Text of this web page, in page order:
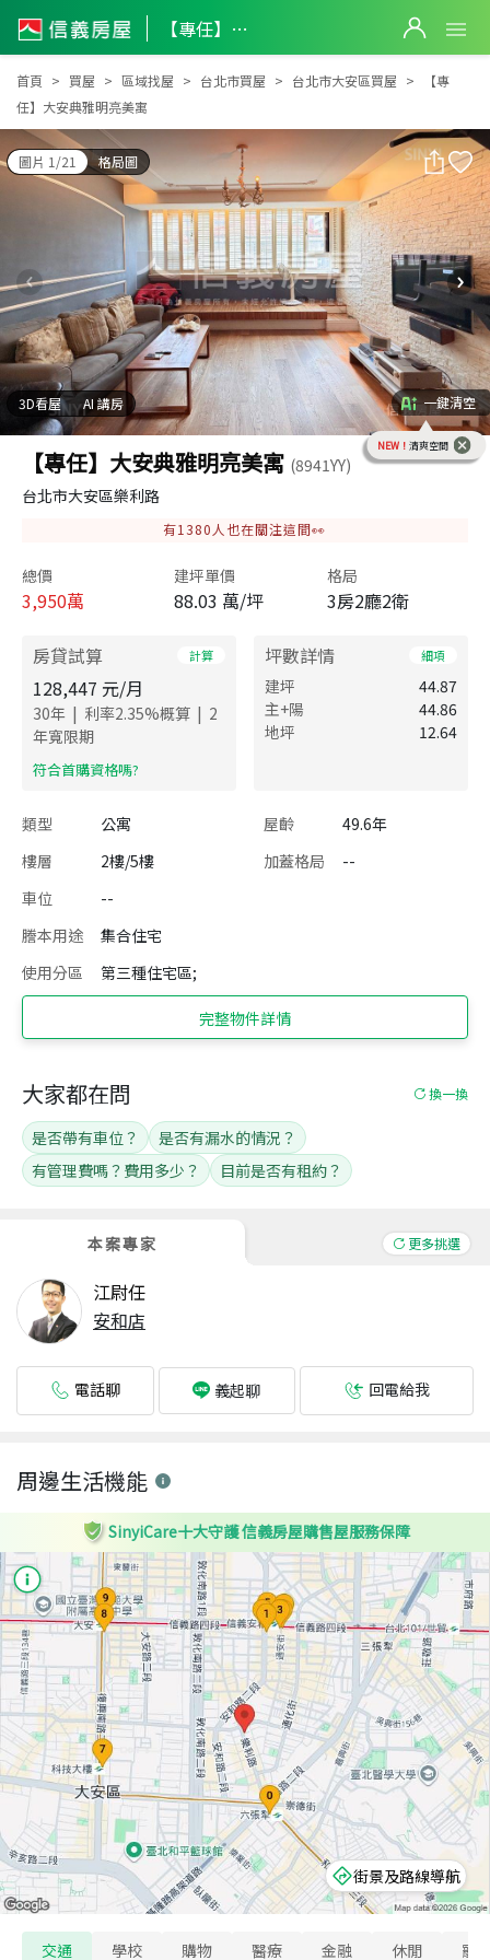
【專任】大安典雅明亮美寓
【專任】大安典雅明亮美寓
首頁 買屋 區域找屋 台北市買屋 台北市大安區買屋
【專
任】大安典雅明亮美寓
圖片 1/21 格局圖
3D看屋 AI 講房 一鍵清空
NEW！ 清爽空間
【專任】大安典雅明亮美寓 (8941YY)
台北市大安區樂利路
有1380 人也在關注這間👀
總價
3,950萬
建坪單價
88.03 萬/坪
格局
3房2廳2衛
房貸試算 計算
128,447 元/月
30年 | 利率2.35%概算 | 2
年寬限期
​符合首購資格嗎?
坪數詳情 細項
建坪
44.87
主+陽
44.86
地坪
12.64
類型 公寓 屋齡
49.6年
樓層
2樓/5樓 加蓋格局
--
車位
--
謄本用途
集合住宅
使用分區
第三種住宅區;
完整物件詳情
本案專家 更多挑選
江尉任
安和店
電話聊 義起聊 回電給我
大家都在問 換一換
是否帶有車位？
是否有漏水的情況？
有管理費嗎？費用多少？
目前是否有租約？
周邊生活機能
SinyiCare十大守護 信義房屋購售屋服務保障
街景及路線導航
交通 學校 購物 醫療 金融 休閒 寵